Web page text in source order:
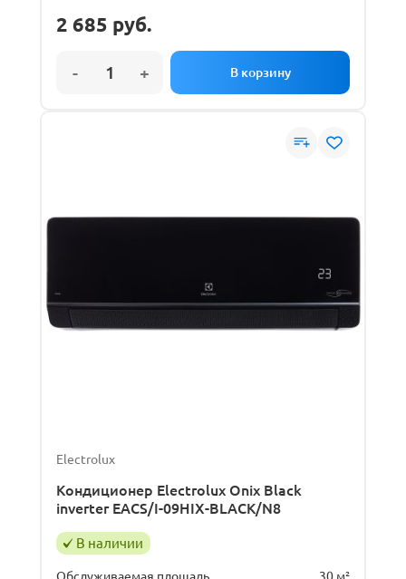
2 685 руб.
Electrolux
Кондиционер Electrolux Onix Black
inverter EACS/I-09HIX-BLACK/N8
В наличии